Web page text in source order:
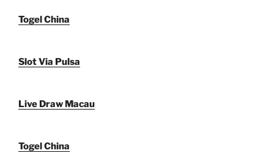
Togel China
Slot Via Pulsa
Live Draw Macau
Togel China